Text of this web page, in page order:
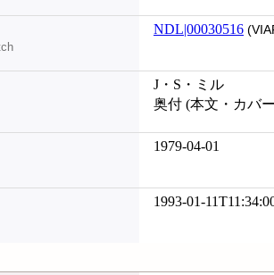
NDL|00030516
J・S・ミル
奥付 (本文・カバ
1979-04-01
1993-01-